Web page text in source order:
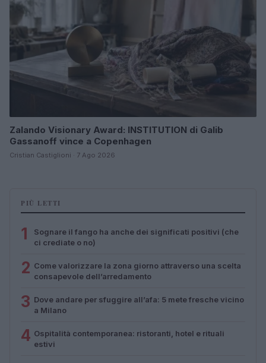
Zalando Visionary Award: INSTITUTION di Galib
Gassanoff vince a Copenhagen
Cristian Castiglioni · 7 Ago 2026
PIÙ LETTI
1
Sognare il fango ha anche dei significati positivi (che
ci crediate o no)
2 Come valorizzare la zona giorno attraverso una scelta
consapevole dell’arredamento
3 Dove andare per sfuggire all’afa: 5 mete fresche vicino
a Milano
4 Ospitalità contemporanea: ristoranti, hotel e rituali
estivi